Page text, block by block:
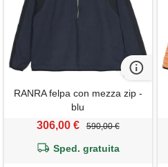
RANRA felpa con mezza zip -
blu
306,00 € 590,00 €
Sped. gratuita